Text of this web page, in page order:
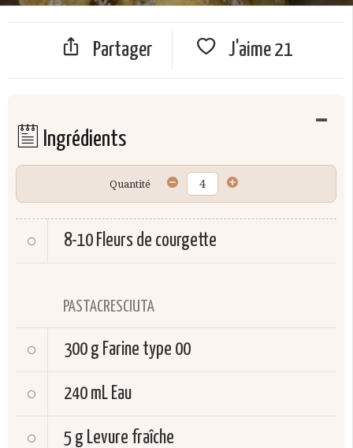
Partager J'aime21
Ingrédients
Quantité
8-10 Fleurs de courgette
PASTACRESCIUTA
300 g Farine type 00
240 mL Eau
5 g Levure fraîche